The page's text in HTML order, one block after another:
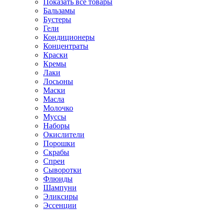
Показать все товары
Бальзамы
Бустеры
Гели
Кондиционеры
Концентраты
Краски
Кремы
Лаки
Лосьоны
Маски
Масла
Молочко
Муссы
Наборы
Окислители
Порошки
Скрабы
Спреи
Сыворотки
Флюиды
Шампуни
Эликсиры
Эссенции